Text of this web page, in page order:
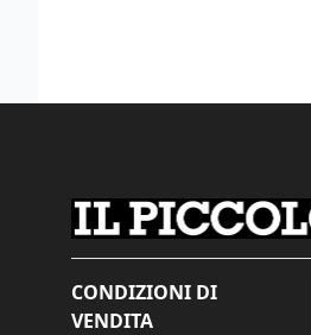
CONDIZIONI DI
VENDITA